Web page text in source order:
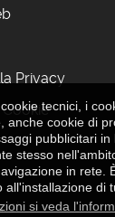
tecnici, i
anche cookie di
pubblicitari
stesso
in rete.
di
si veda
Privacy